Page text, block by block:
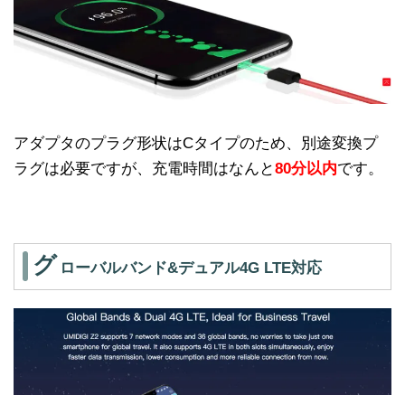
アダプタのプラグ形状はCタイプのため、別途変換プ
ラグは必要ですが、充電時間はなんと80分以内です。
グ ローバルバンド&デュアル4G LTE対応